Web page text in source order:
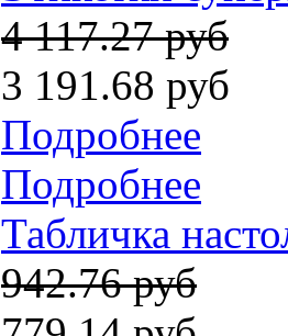
4 117.27 руб
3 191.68 руб
Подробнее
Подробнее
Табличка
942.76 руб